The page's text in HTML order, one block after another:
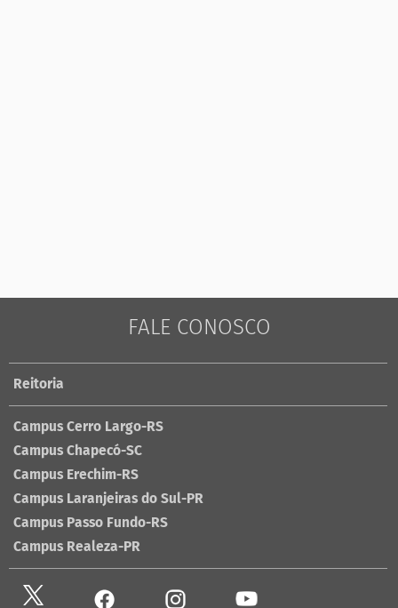
FALE CONOSCO
Reitoria
Campus Cerro Largo-RS
Campus Chapecó-SC
Campus Erechim-RS
Campus Laranjeiras do Sul-PR
Campus Passo Fundo-RS
Campus Realeza-PR